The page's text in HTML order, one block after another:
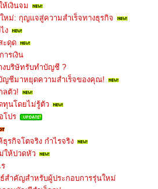
เงินจม
หม่: กุญแจสู่ความสำเร็จทางธุรกิจ
ง
ะดุด
รเงิน
งบริษัทรับทำบัญชี ?
ญชีมาหยุดความสำเร็จของคุณ!
ลตัว!
ทุนโดยไม่รู้ตัว
โปร
รกิจโตจริง กำไรจริง
ให้ปวดหัว
สำคัญสำหรับผู้ประกอบการรุ่นใหม่